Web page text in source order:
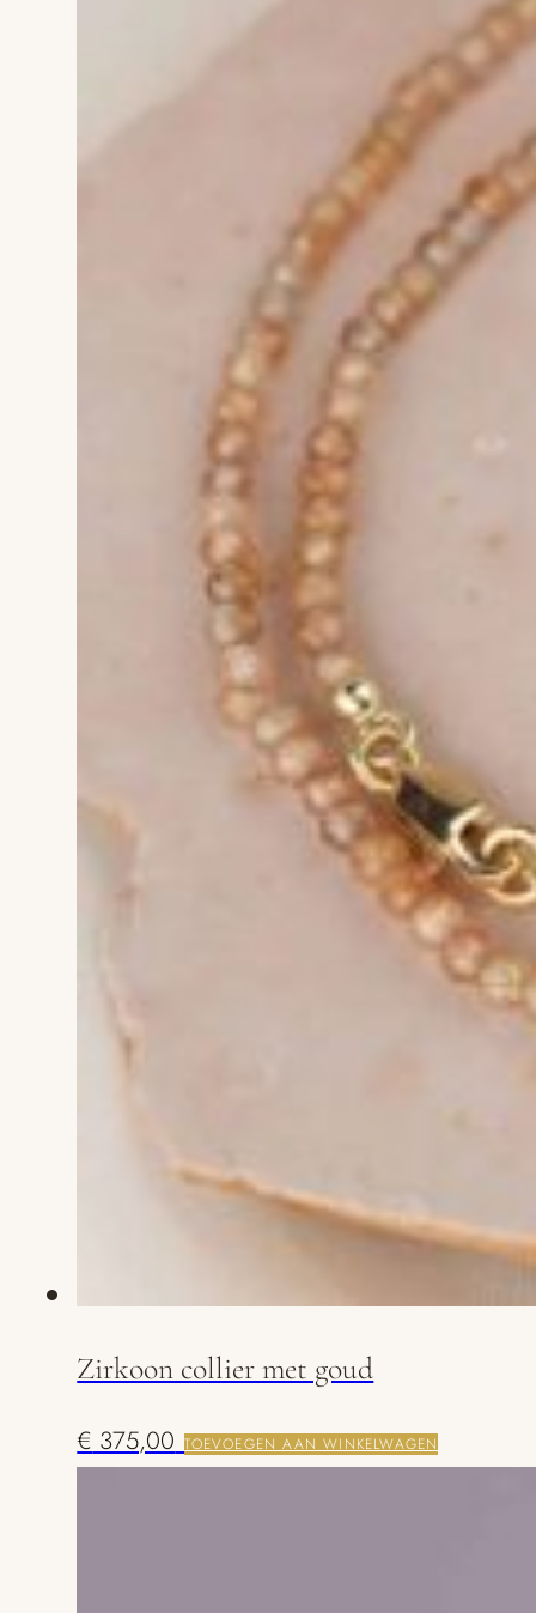
Zirkoon collier met goud
€ 375,00 TOEVOEGEN AAN WINKELWAGEN